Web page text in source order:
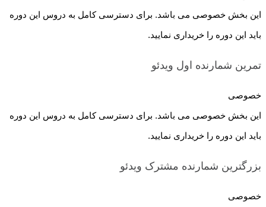
این بخش خصوصی می باشد. برای دسترسی کامل به دروس این دوره
باید این دوره را خریداری نمایید.
تمرین شمارنده اول ویدئو
خصوصی
این بخش خصوصی می باشد. برای دسترسی کامل به دروس این دوره
باید این دوره را خریداری نمایید.
بزرگترین شمارنده مشترک ویدئو
خصوصی